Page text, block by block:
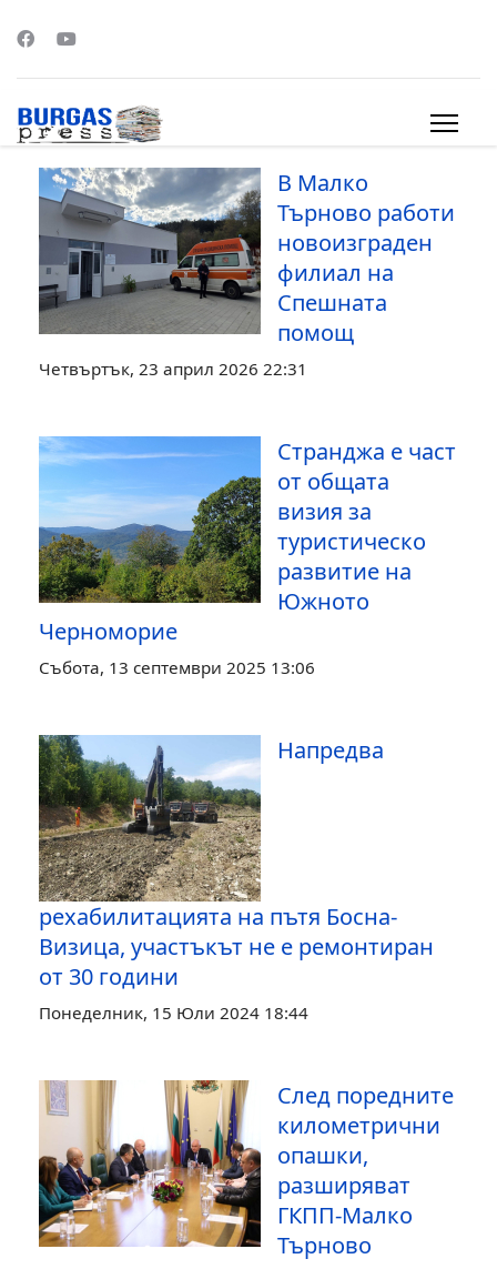
В Малко
Търново работи
новоизграден
филиал на
Спешната
помощ
Четвъртък, 23 април 2026 22:31
Странджа е част
от общата
визия за
туристическо
развитие на
Южното
Черноморие
Събота, 13 септември 2025 13:06
Напредва
рехабилитацията на пътя Босна-
Визица, участъкът не е ремонтиран
от 30 години
Понеделник, 15 Юли 2024 18:44
След поредните
километрични
опашки,
разширяват
ГКПП-Малко
Търново